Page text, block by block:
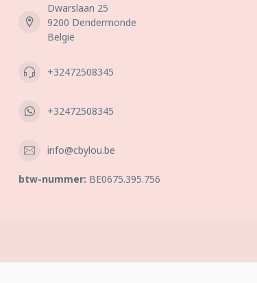
Dwarslaan 25
9200 Dendermonde
België
+32472508345
+32472508345
info@cbylou.be
btw-nummer: BE0675.395.756